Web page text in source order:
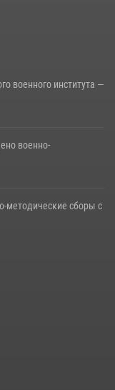
военного института —
военно-
методические сборы с